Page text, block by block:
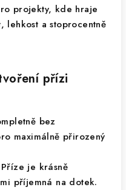
projekty, kde hraje
lehkost a stoprocentně
přízi
bez
maximálně přirozený
Příze je krásně
příjemná na dotek.